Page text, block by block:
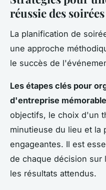
réussie des
La planification de
une approche
le succès de
Les étapes clés pour
d'entreprise mémorable
objectifs, le choix d'un
minutieuse du lieu et la
engageantes. Il est
de chaque décision sur
les résultats attendus.